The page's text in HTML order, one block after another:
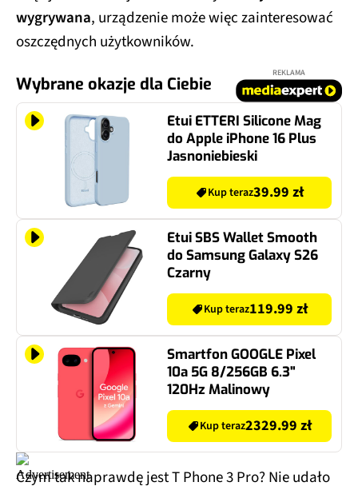
wygrywana, urządzenie może więc zainteresować
oszczędnych użytkowników.
Wybrane okazje dla Ciebie
REKLAMA
Etui ETTERI Silicone Mag
do Apple iPhone 16 Plus
Jasnoniebieski
Kup teraz39.99 zł
Etui SBS Wallet Smooth
do Samsung Galaxy S26
Czarny
Kup teraz119.99 zł
Smartfon GOOGLE Pixel
10a 5G 8/256GB 6.3"
120Hz Malinowy
Kup teraz2329.99 zł
Czym tak naprawdę jest T Phone 3 Pro? Nie udało